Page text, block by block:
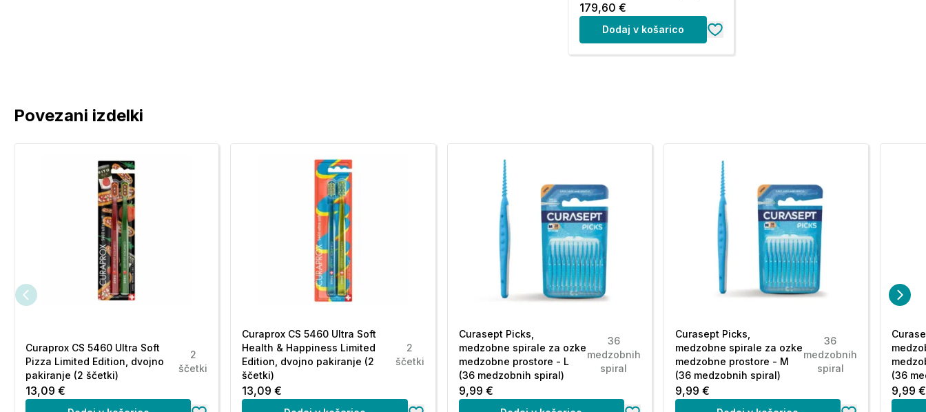
179,60 €
Dodaj v košarico
Povezani izdelki
Curaprox CS 5460 Ultra Soft
Pizza Limited Edition, dvojno
pakiranje (2 ščetki)
2
ščetki
13,09 €
Curaprox CS 5460 Ultra Soft
Health & Happiness Limited
Edition, dvojno pakiranje (2
ščetki)
2
ščetki
13,09 €
Curasept Picks,
medzobne spirale za ozke
medzobne prostore - L
(36 medzobnih spiral)
36
medzobnih
spiral
9,99 €
Curasept Picks,
medzobne spirale za ozke
medzobne prostore - M
(36 medzobnih spiral)
36
medzobnih
spiral
9,99 €
(36
9,99 €